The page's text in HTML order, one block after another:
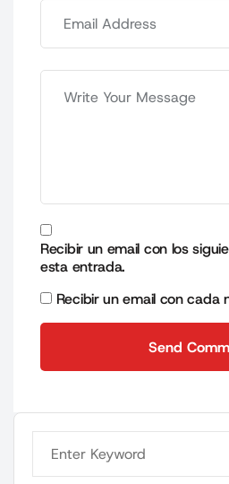
Recibir un email con los
esta entrada.
Recibir un email con cada
Send